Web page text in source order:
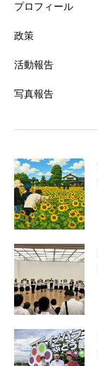
プロフィール
政策
活動報告
写真報告